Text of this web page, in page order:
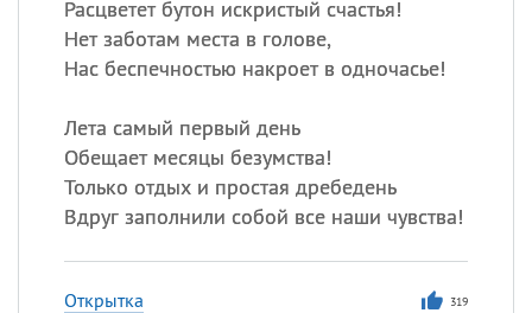
Расцветет бутон искристый счастья!
Нет заботам места в голове,
Нас беспечностью накроет в одночасье!
Лета самый первый день
Обещает месяцы безумства!
Только отдых и простая дребедень
Вдруг заполнили собой все наши чувства!
Открытка 319